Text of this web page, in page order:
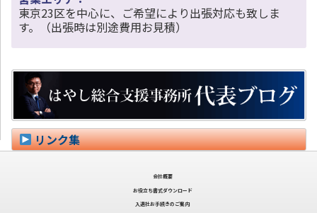
東京23区を中心に、ご希望により出張対応も致しま
す。（出張時は別途費用お見積）
リンク集
会社概要
お役立ち書式ダウンロード
入退社お手続きのご案内